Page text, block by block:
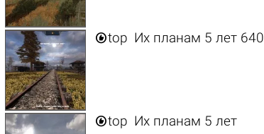
top Их планам 5 лет 640
top Их планам 5 лет